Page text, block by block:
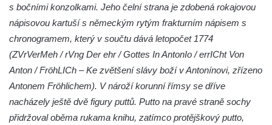
Českých Budějovicích
Socha Krista klesajícího pod křížem u
kostela svatého Mikuláše v Českých
Budějovicích
s bočními konzolkami. Jeho čelní strana je zdobená rokajovou
nápisovou kartuší s německým rytým frakturním nápisem s
chronogramem, který v součtu dává letopočet 1774
(ZVrVerMeh / rVng Der ehr / Gottes In AntonIo / errICht Von
Anton / FröhLICh – Ke zvětšení slávy boží v Antonínovi, zřízeno
Antonem Fröhlichem). V nároží korunní římsy se dříve
nacházely ještě dvě figury puttů. Putto na pravé straně sochy
přidržoval oběma rukama knihu, zatímco protějškový putto,